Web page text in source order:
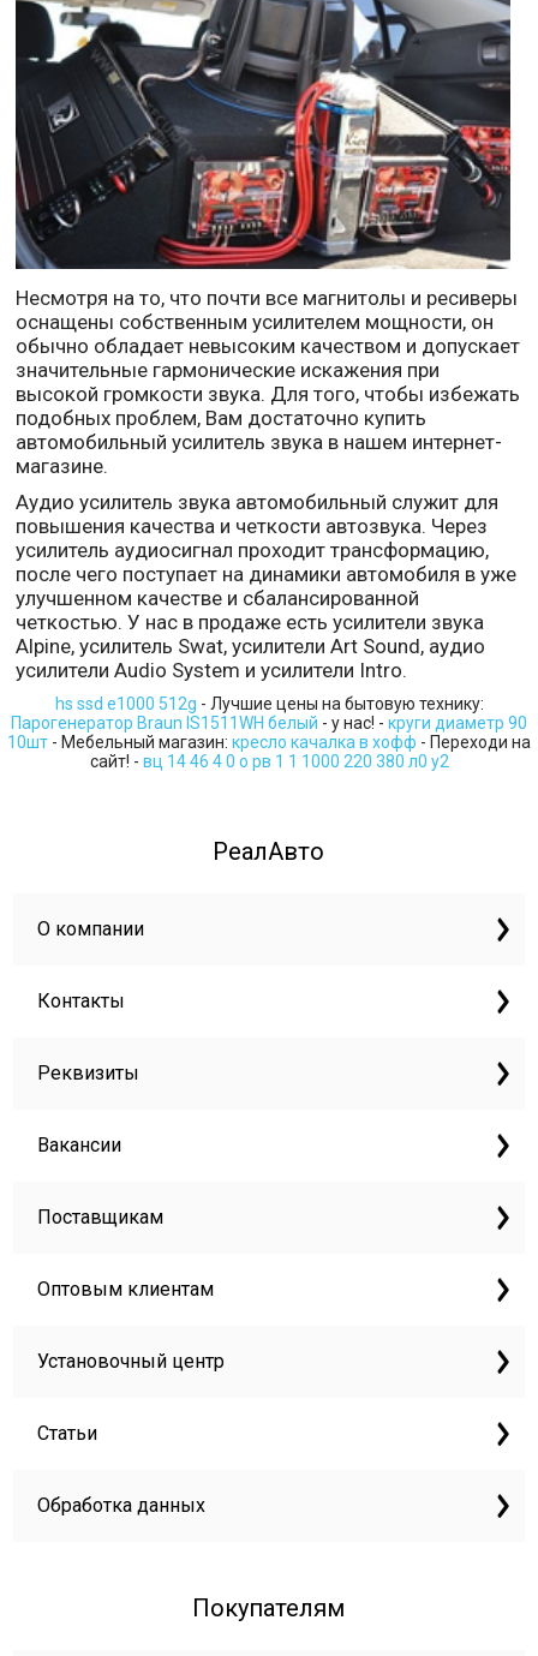
Несмотря на то, что почти все магнитолы и ресиверы
оснащены собственным усилителем мощности, он
обычно обладает невысоким качеством и допускает
значительные гармонические искажения при
высокой громкости звука. Для того, чтобы избежать
подобных проблем, Вам достаточно купить
автомобильный усилитель звука в нашем интернет-
магазине.
Аудио усилитель звука автомобильный служит для
повышения качества и четкости автозвука. Через
усилитель аудиосигнал проходит трансформацию,
после чего поступает на динамики автомобиля в уже
улучшенном качестве и сбалансированной
четкостью. У нас в продаже есть усилители звука
Alpine, усилитель Swat, усилители Art Sound, аудио
усилители Audio System и усилители Intro.
hs ssd e1000 512g - Лучшие цены на бытовую технику:
Парогенератор Braun IS1511WH белый - у нас! - круги диаметр 90
10шт - Мебельный магазин: кресло качалка в хофф - Переходи на
сайт! - вц 14 46 4 0 о рв 1 1 1000 220 380 л0 у2
РеалАвто
О компании
Контакты
Реквизиты
Вакансии
Поставщикам
Оптовым клиентам
Установочный центр
Статьи
Обработка данных
Покупателям